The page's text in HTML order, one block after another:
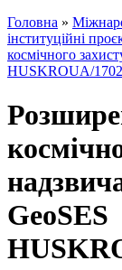
Головна »
інституційні
космічного
HUSKROUA/
GeoSES